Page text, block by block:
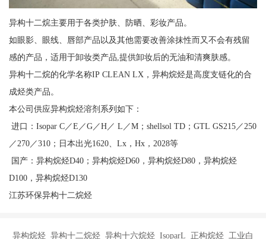
异构十二烷主要用于各类护肤、防晒、彩妆产品。
如眼影、眼线、唇部产品以及其他需要改善涂抹性而又不会有残留
感的产品，适用于卸妆类产品,提供卸妆后的无油和清爽肤感。
异构十二烷的化学名称IP CLEAN LX，异构烷烃是高度支链化的合
成烃类产品。
本公司供应异构烷烃溶剂系列如下：
进口：Isopar C／E／G／H／ L／M；shellsol TD；GTL GS215／250
／270／310；日本出光1620、Lx，Hx，2028等
国产：异构烷烃D40；异构烷烃D60，异构烷烃D80，异构烷烃
D100，异构烷烃D130
江苏环保异构十二烷烃
异构烷烃 异构十二烷烃 异构十六烷烃 IsoparL 正构烷烃 工业白